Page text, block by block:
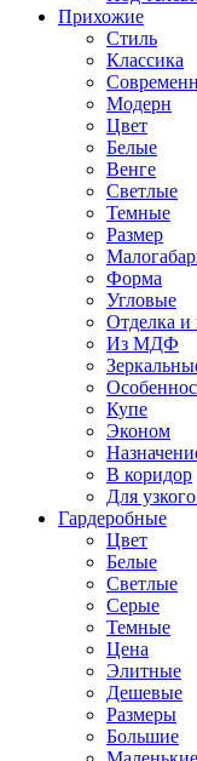
Прихожие
Стиль
Классика
Модерн
Цвет
Белые
Венге
Светлые
Темные
Размер
Форма
Угловые
Отделка и
Из МДФ
Купе
Эконом
В коридор
Для
Гардеробные
Цвет
Белые
Светлые
Серые
Темные
Цена
Элитные
Дешевые
Размеры
Большие